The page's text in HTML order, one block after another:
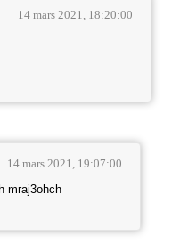
14 mars 2021, 18:20:00
14 mars 2021, 19:07:00
mraj3ohch